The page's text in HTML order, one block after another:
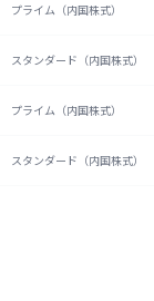
プライム（内国株式）
スタンダード（内国株式）
プライム（内国株式）
スタンダード（内国株式）